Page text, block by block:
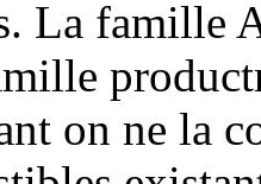
La famille
on ne la